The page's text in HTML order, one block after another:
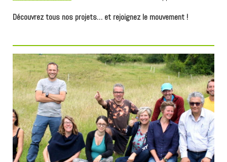
Découvrez tous nos projets… et rejoignez le mouvement !